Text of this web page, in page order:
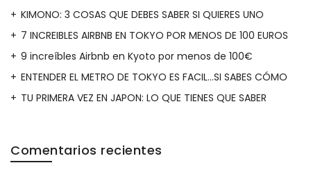
KIMONO: 3 COSAS QUE DEBES SABER SI QUIERES UNO
7 INCREIBLES AIRBNB EN TOKYO POR MENOS DE 100 EUROS
9 increíbles Airbnb en Kyoto por menos de 100€
ENTENDER EL METRO DE TOKYO ES FACIL…SI SABES CÓMO
TU PRIMERA VEZ EN JAPON: LO QUE TIENES QUE SABER
Comentarios recientes